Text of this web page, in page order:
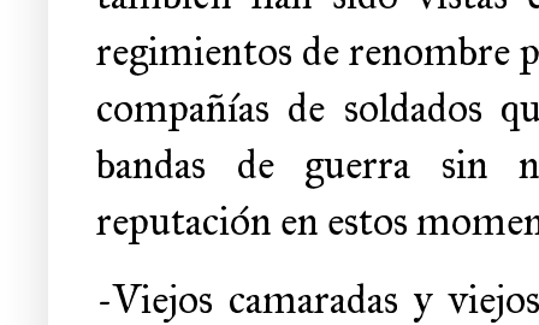
regimientos de renombre
compañías de soldados
bandas de guerra sin
reputación en estos
-Viejos camaradas y